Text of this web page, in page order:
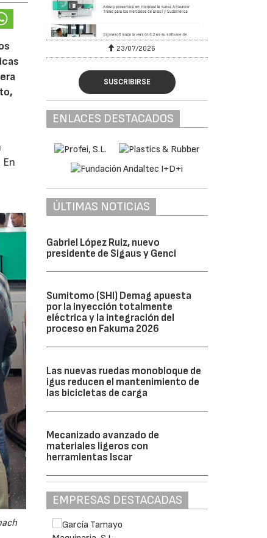
23/07/2026
SUSCRIBIRSE
ENLACES DESTACADOS
ÚLTIMAS NOTICIAS
Gabriel López Ruiz, nuevo
presidente de Sigaus y Genci
Sumitomo (SHI) Demag apuesta
por la inyección totalmente
eléctrica y la integración del
proceso en Fakuma 2026
Las nuevas ruedas monobloque de
igus reducen el mantenimiento de
las bicicletas de carga
Mecanizado avanzado de
materiales ligeros con
herramientas Iscar
EMPRESAS DESTACADAS